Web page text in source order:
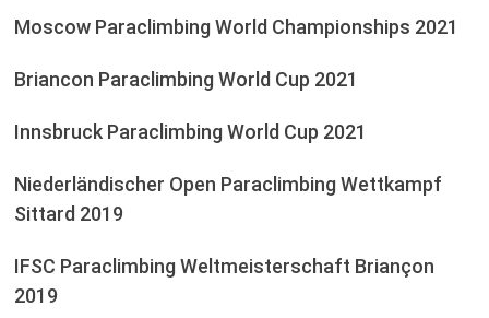
Moscow Paraclimbing World Championships 2021
Briancon Paraclimbing World Cup 2021
Innsbruck Paraclimbing World Cup 2021
Niederländischer Open Paraclimbing Wettkampf
Sittard 2019
IFSC Paraclimbing Weltmeisterschaft Briançon
2019